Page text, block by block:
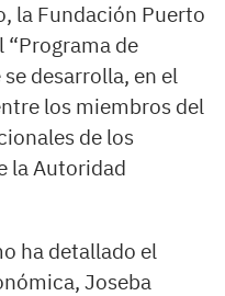
la Fundación Puerto
“Programa de
desarrolla, en el
los miembros del
de los
la Autoridad
ha detallado el
Joseba